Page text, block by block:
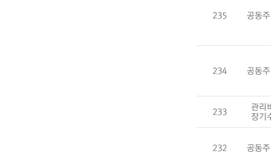
235 공동
234 공동
233
관리
장기
232 공동